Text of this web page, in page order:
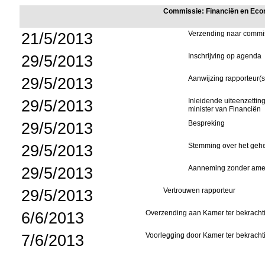
Commissie: Financiën en
21/5/2013 Verzending naar
29/5/2013 Inschrijving op agenda
29/5/2013 Aanwijzing
29/5/2013
Inleidende
minister van Financiën
29/5/2013 Bespreking
29/5/2013 Stemming over het
29/5/2013 Aanneming zonder
29/5/2013 Vertrouwen rapporteur
6/6/2013 Overzending aan Kamer ter
7/6/2013 Voorlegging door Kamer ter